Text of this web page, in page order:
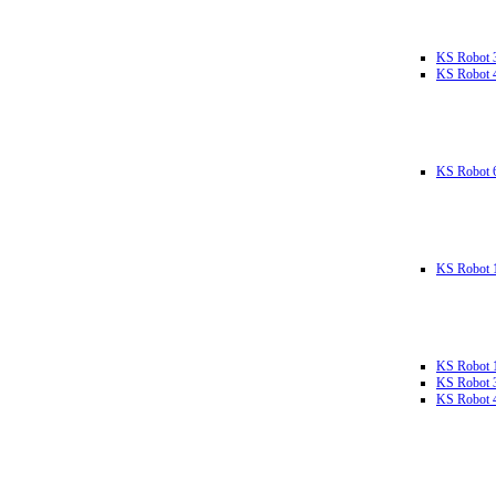
KS Robot
KS Robot
KS Robot
KS Robot
KS Robot
KS Robot
KS Robot